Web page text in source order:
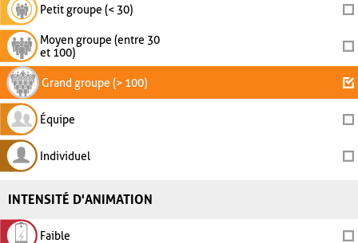
Petit groupe (< 30)
Moyen groupe (entre 30
et 100)
Grand groupe (> 100)
Équipe
Individuel
INTENSITÉ D'ANIMATION
Faible